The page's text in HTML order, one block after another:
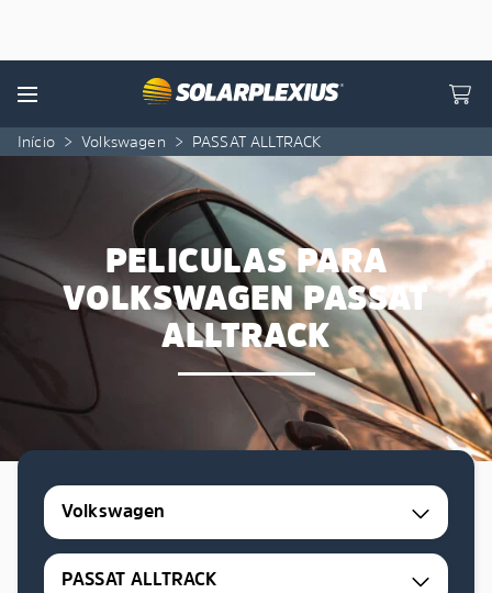
Menu
Início > Volkswagen > PASSAT ALLTRACK
PELICULAS PARA
VOLKSWAGEN PASSAT
ALLTRACK
Volkswagen
PASSAT ALLTRACK